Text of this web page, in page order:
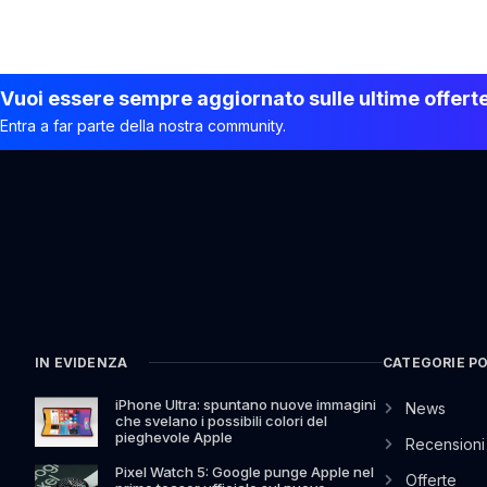
Vuoi essere sempre aggiornato sulle ultime
Entra a far parte della nostra community.
IN EVIDENZA
iPhone Ultra: spuntano nuove immagini
che svelano i possibili colori del
pieghevole Apple
Pixel Watch 5: Google punge Apple nel
CATEGORIE
News
Recensioni
Offerte